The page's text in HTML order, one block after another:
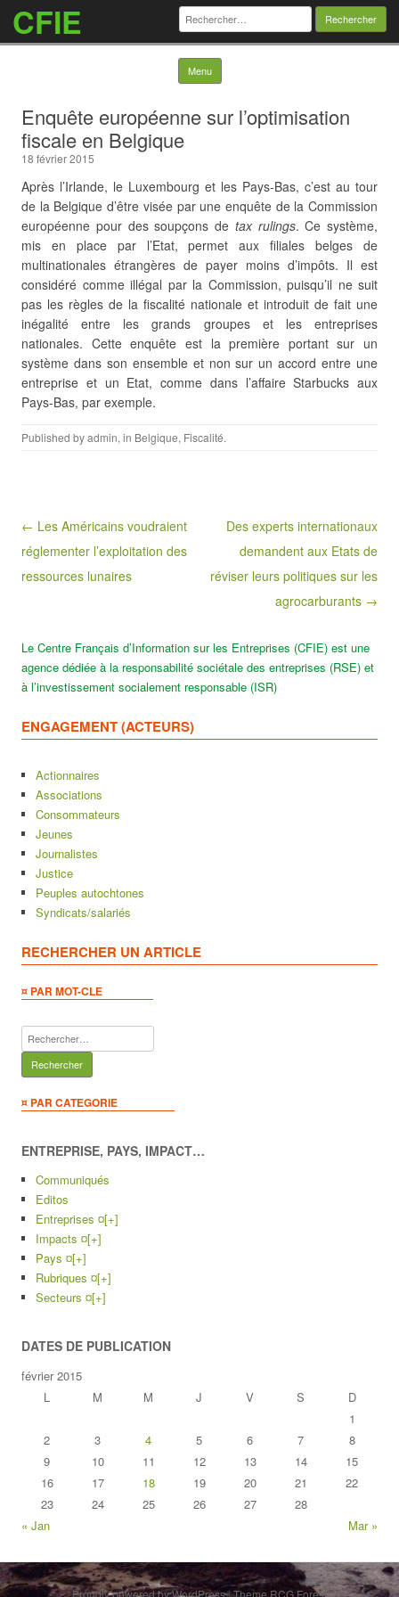
CFIE Rechercher :
Menu Skip to content
Enquête européenne sur l’optimisation
fiscale en Belgique
18 février 2015
Après l’Irlande, le Luxembourg et les Pays-Bas, c’est au tour
de la Belgique d’être visée par une enquête de la Commission
européenne pour des soupçons de tax rulings. Ce système,
mis en place par l’Etat, permet aux filiales belges de
multinationales étrangères de payer moins d’impôts. Il est
considéré comme illégal par la Commission, puisqu’il ne suit
pas les règles de la fiscalité nationale et introduit de fait une
inégalité entre les grands groupes et les entreprises
nationales. Cette enquête est la première portant sur un
système dans son ensemble et non sur un accord entre une
entreprise et un Etat, comme dans l’affaire Starbucks aux
Pays-Bas, par exemple.
Published byadmin, in Belgique, Fiscalité.
Post navigation
← Les Américains voudraient
réglementer l’exploitation des
ressources lunaires
Des experts internationaux
demandent aux Etats de
réviser leurs politiques sur les
agrocarburants →
Le Centre Français d’Information sur les Entreprises (CFIE) est une
agence dédiée à la responsabilité sociétale des entreprises (RSE) et
à l’investissement socialement responsable (ISR)
ENGAGEMENT (ACTEURS)
Actionnaires
Associations
Consommateurs
Jeunes
Journalistes
Justice
Peuples autochtones
Syndicats/salariés
RECHERCHER UN ARTICLE
¤ PAR MOT-CLE
Rechercher :
¤ PAR CATEGORIE
ENTREPRISE, PAYS, IMPACT…
Communiqués
Editos
Entreprises ¤[+]
Impacts ¤[+]
Pays ¤[+]
Rubriques ¤[+]
Secteurs ¤[+]
DATES DE PUBLICATION
février 2015
L
M M J V S
D
1
2
3 4 5 6 7
8
9
10 11 12 13 14
15
16
17 18 19 20 21
22
23
24 25 26 27
28
« Jan
Mar »
Proudly powered by WordPress|Theme RCG Forest